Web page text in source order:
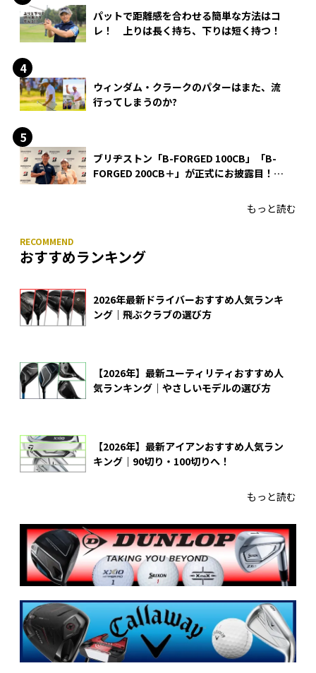
パットで距離感を合わせる簡単な方法はコ
レ！ 上りは長く持ち、下りは短く持つ！
ウィンダム・クラークのパターはまた、流
行ってしまうのか?
ブリヂストン「B-FORGED 100CB」「B-
FORGED 200CB＋」が正式にお披露目！
もっと読む
おすすめランキング
2026年最新ドライバーおすすめ人気ランキ
ング｜飛ぶクラブの選び方
【2026年】最新ユーティリティおすすめ人
気ランキング｜やさしいモデルの選び方
【2026年】最新アイアンおすすめ人気ラン
キング｜90切り・100切りへ！
もっと読む